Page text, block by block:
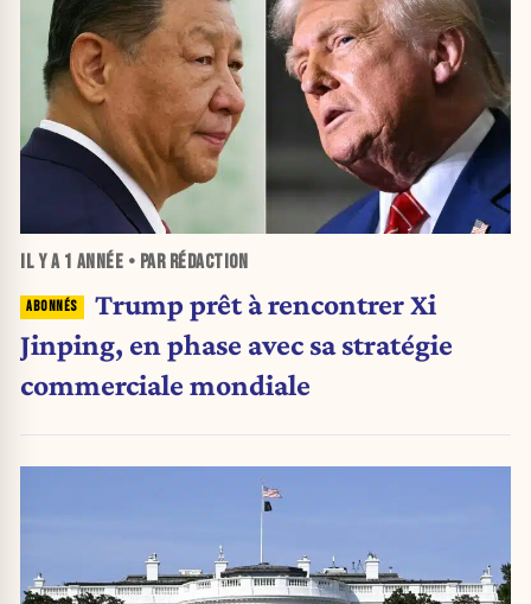
IL Y A 1 ANNÉE • PAR RÉDACTION
Trump prêt à rencontrer Xi
Jinping, en phase avec sa stratégie
commerciale mondiale